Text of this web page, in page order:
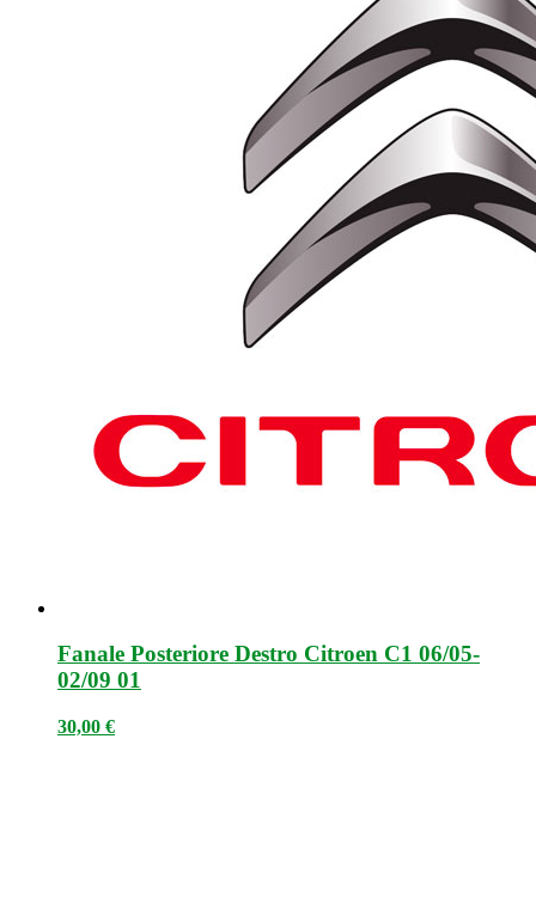
Fanale Posteriore Destro Citroen C1 06/05-
02/09 01
30,00 €